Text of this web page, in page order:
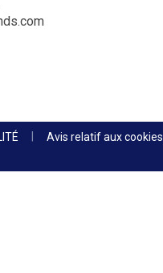
Avis relatif aux cookies